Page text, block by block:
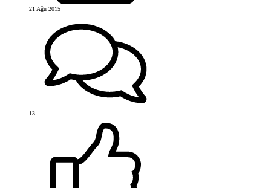
21 Ağu 2015
13